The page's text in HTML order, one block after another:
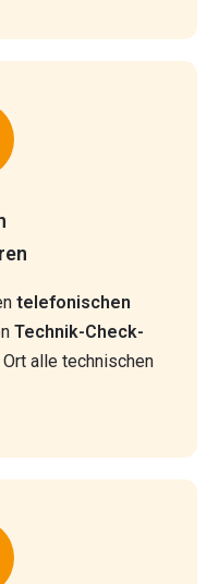
telefonischen
Technik-Check-
alle technischen